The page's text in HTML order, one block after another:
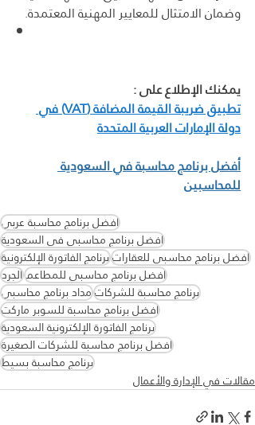
وضمان الامتثال للمعايير المهنية المعتمدة.
يمكنك الإطلاع على :
تطبيق ضريبة القيمة المضافة (VAT) في
دولة الإمارات العربية المتحدة
أفضل برنامج محاسبة في السعودية
للمحاسبين
افضل برنامج محاسبة عربي
افضل برنامج محاسبي في السعودية
افضل برنامج محاسبي للعقاراتبرنامج الفاتورة الإلكترونية
افضل برنامج محاسبي للمطاعمالجرد
برنامج محاسبة للشركاتمداد برنامج محاسبي
افضل برنامج محاسبة للسوبر ماركت
برنامج الفاتورة الإلكترونية السعودية
افضل برنامج محاسبة للشركات الصغيرة
برنامج محاسبة بسيط
مقالات في الإدارة والأعمال